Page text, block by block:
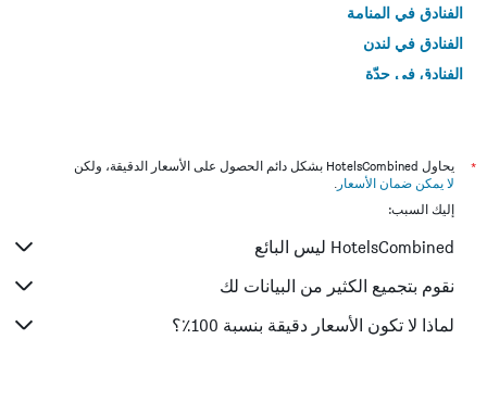
الفنادق في المنامة
الفنادق في لندن
الفنادق في جدّة
*
يحاول HotelsCombined بشكل دائم الحصول على الأسعار الدقيقة، ولكن
لا يمكن ضمان الأسعار .
إليك السبب:
HotelsCombined ليس البائع
نقوم بتجميع الكثير من البيانات لك
لماذا لا تكون الأسعار دقيقة بنسبة 100٪؟